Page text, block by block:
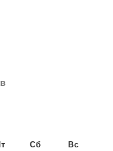
Сб Вс